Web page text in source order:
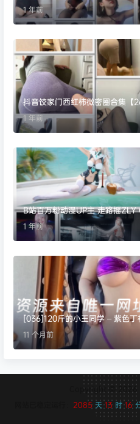
1 年前
抖音饺家门西红柿微密圈合集【
1 年前
B站百万粉动漫UP主 走路摇
1 年前
[036]120斤的小王同学 – 紫色
11 个月前
Copyright © 2026
2085 天13 时16